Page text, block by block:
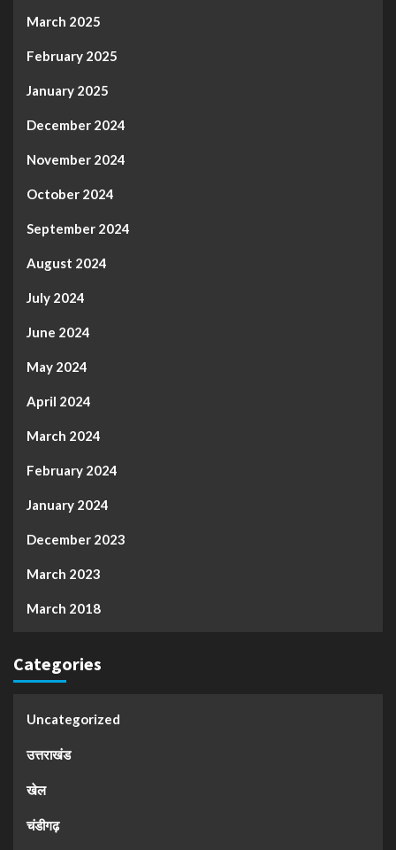
March 2025
February 2025
January 2025
December 2024
November 2024
October 2024
September 2024
August 2024
July 2024
June 2024
May 2024
April 2024
March 2024
February 2024
January 2024
December 2023
March 2023
March 2018
Categories
Uncategorized
उत्तराखंड
खेल
चंडीगढ़